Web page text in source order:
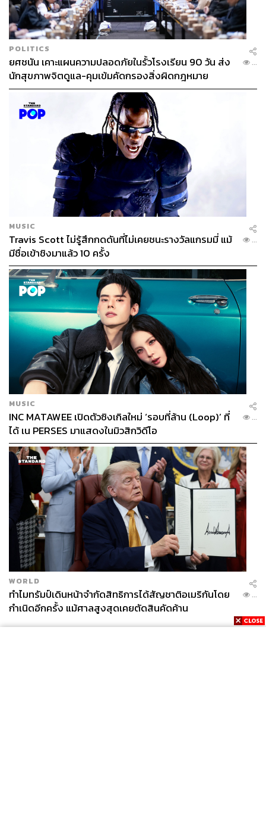
POLITICS
ยศชนัน เคาะแผนความปลอดภัยในรั้วโรงเรียน 90 วัน ส่ง
นักสุขภาพจิตดูแล-คุมเข้มคัดกรองสิ่งผิดกฎหมาย
...
MUSIC
Travis Scott ไม่รู้สึกกดดันที่ไม่เคยชนะรางวัลแกรมมี่ แม้
มีชื่อเข้าชิงมาแล้ว 10 ครั้ง
...
MUSIC
INC MATAWEE เปิดตัวซิงเกิลใหม่ ‘รอบที่ล้าน (Loop)’ ที่
ได้ เน PERSES มาแสดงในมิวสิกวิดีโอ
...
WORLD
ทำไมทรัมป์เดินหน้าจำกัดสิทธิการได้สัญชาติอเมริกันโดย
กำเนิดอีกครั้ง แม้ศาลสูงสุดเคยตัดสินคัดค้าน
...